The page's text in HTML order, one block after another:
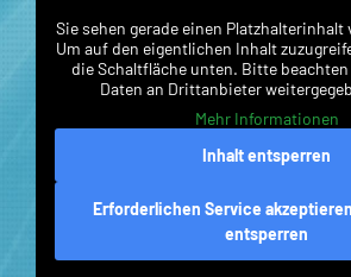
Sie sehen gerade einen Platzhalterinhalt
Um auf den eigentlichen Inhalt
die Schaltfläche unten. Bitte beachten
Daten an Drittanbieter
Mehr Informationen
Inhalt entsperren
Erforderlichen Service
entsperren